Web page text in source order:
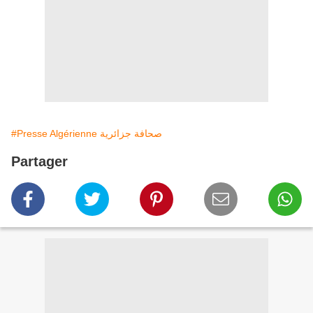
#Presse Algérienne صحافة جزائرية
Partager